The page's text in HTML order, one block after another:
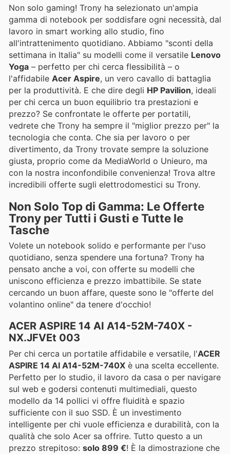
Non solo gaming! Trony ha selezionato un'ampia
gamma di notebook per soddisfare ogni necessità, dal
lavoro in smart working allo studio, fino
all'intrattenimento quotidiano. Abbiamo "sconti della
settimana in Italia" su modelli come il versatile Lenovo
Yoga – perfetto per chi cerca flessibilità – o
l'affidabile Acer Aspire, un vero cavallo di battaglia
per la produttività. E che dire degli HP Pavilion, ideali
per chi cerca un buon equilibrio tra prestazioni e
prezzo? Se confrontate le offerte per portatili,
vedrete che Trony ha sempre il "miglior prezzo per" la
tecnologia che conta. Che sia per lavoro o per
divertimento, da Trony trovate sempre la soluzione
giusta, proprio come da MediaWorld o Unieuro, ma
con la nostra inconfondibile convenienza! Trova altre
incredibili offerte sugli elettrodomestici su Trony.
Non Solo Top di Gamma: Le Offerte
Trony per Tutti i Gusti e Tutte le
Tasche
Volete un notebook solido e performante per l'uso
quotidiano, senza spendere una fortuna? Trony ha
pensato anche a voi, con offerte su modelli che
uniscono efficienza e prezzo imbattibile. Se state
cercando un buon affare, queste sono le "offerte del
volantino online" da tenere d'occhio!
ACER ASPIRE 14 AI A14-52M-740X -
NX.JFVEt 003
Per chi cerca un portatile affidabile e versatile, l'ACER
ASPIRE 14 AI A14-52M-740X è una scelta eccellente.
Perfetto per lo studio, il lavoro da casa o per navigare
sul web e godersi contenuti multimediali, questo
modello da 14 pollici vi offre fluidità e spazio
sufficiente con il suo SSD. È un investimento
intelligente per chi vuole efficienza e durabilità, con la
qualità che solo Acer sa offrire. Tutto questo a un
prezzo strepitoso: solo 899 €! È la dimostrazione che